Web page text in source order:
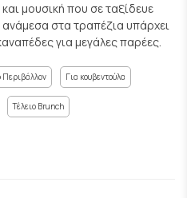
μουσική που σε ταξίδευε
στα τραπέζια υπάρχει
για μεγάλες παρέες.
Περιβάλλον Για κουβεντούλα
Τέλειο Brunch